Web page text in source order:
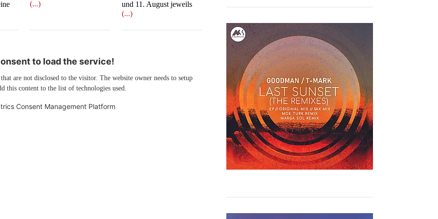
(...)
und 11. August jeweils
(...)
to load the service!
are not disclosed to the visitor. The website owner needs to setup
this content to the list of technologies used.
Consent Management Platform